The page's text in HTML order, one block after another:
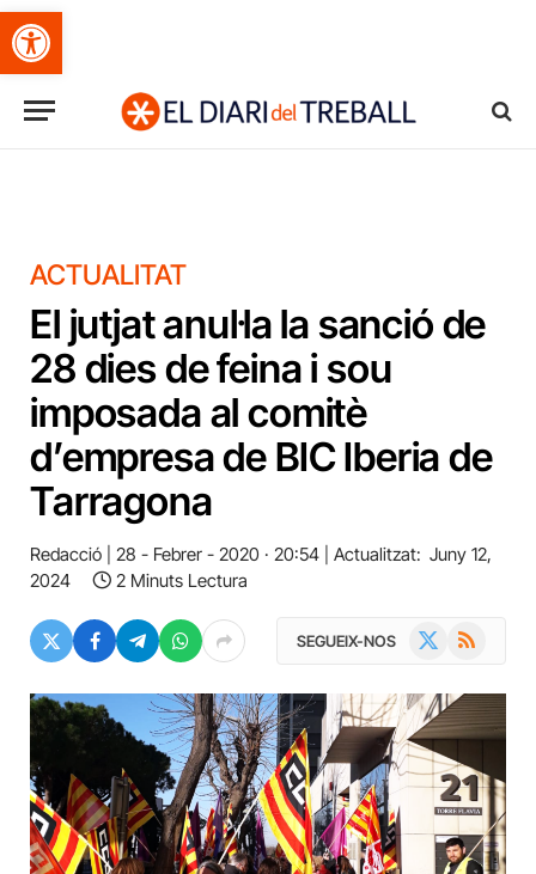
Obre la barra d'eines
ACTUALITAT
El jutjat anul·la la sanció de
28 dies de feina i sou
imposada al comitè
d’empresa de BIC Iberia de
Tarragona
Redacció 28 - Febrer - 2020 · 20:54 Actualitzat: Juny 12,
2024
2 Minuts Lectura
SEGUEIX-NOS RSS